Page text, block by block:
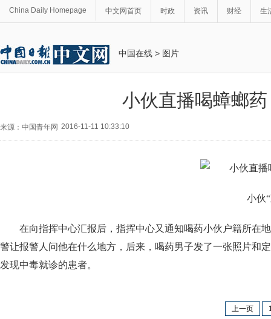
China Daily Homepage 中文网首页 时政 资讯 财经 生
中国在线 > 图片
小伙直播喝蟑螂
来源：中国青年网 2016-11-11 10:33:10
小伙“
在向指挥中心汇报后，指挥中心又通知喝药小伙户籍所在
警让报警人问他在什么地方，后来，喝药男子发了一张照片和
发现中毒就诊的患者。
上一页